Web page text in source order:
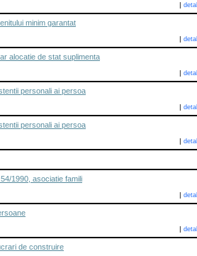
|
minim garantat
|
alocatie de stat suplimenta
|
personali ai persoa
|
personali ai persoa
|
1990, asociatie famili
|
|
de construire